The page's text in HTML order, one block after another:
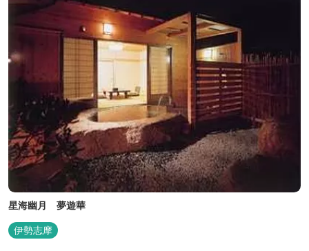
星海幽月 夢遊華
伊勢志摩